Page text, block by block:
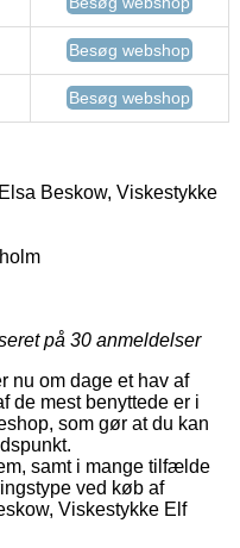
Besøg webshop
Besøg webshop
Beskow, Viskestykke
på 30 anmeldelser
nu om dage et hav af
de mest benyttede er i
som gør at du kan
samt i mange tilfælde
ved køb af
Viskestykke Elf